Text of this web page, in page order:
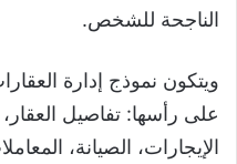
الناجحة للشخص.
ويتكون نموذج إدارة
على رأسها: تفاصيل العقار،
الإيجارات، الصيانة،